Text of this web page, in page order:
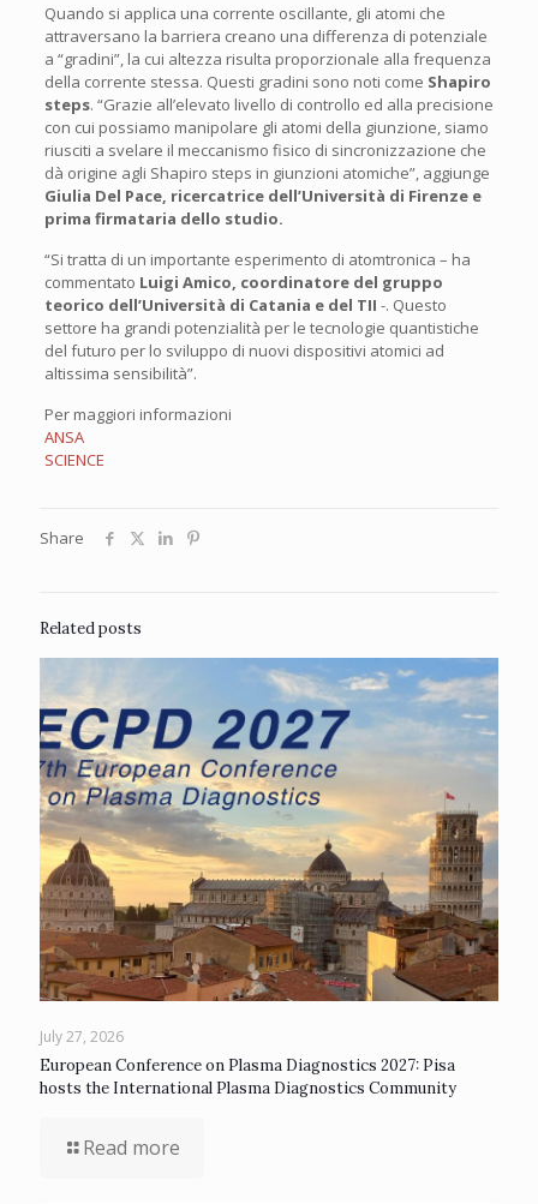
Quando si applica una corrente oscillante, gli atomi che
attraversano la barriera creano una differenza di potenziale
a “gradini”, la cui altezza risulta proporzionale alla frequenza
della corrente stessa. Questi gradini sono noti come Shapiro
steps. “Grazie all’elevato livello di controllo ed alla precisione
con cui possiamo manipolare gli atomi della giunzione, siamo
riusciti a svelare il meccanismo fisico di sincronizzazione che
dà origine agli Shapiro steps in giunzioni atomiche”, aggiunge
Giulia Del Pace, ricercatrice dell’Università di Firenze e
prima firmataria dello studio.
“Si tratta di un importante esperimento di atomtronica – ha
commentato Luigi Amico, coordinatore del gruppo
teorico dell’Università di Catania e del TII -. Questo
settore ha grandi potenzialità per le tecnologie quantistiche
del futuro per lo sviluppo di nuovi dispositivi atomici ad
altissima sensibilità”.
Per maggiori informazioni
ANSA
SCIENCE
Share
Related posts
July 27, 2026
European Conference on Plasma Diagnostics 2027: Pisa
hosts the International Plasma Diagnostics Community
Read more